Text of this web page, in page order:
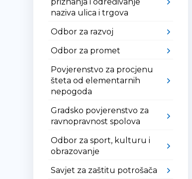
naziva ulica i trgova
Odbor za razvoj
Odbor za promet
Povjerenstvo za procjenu
šteta od elementarnih
nepogoda
Gradsko povjerenstvo za
ravnopravnost spolova
Odbor za sport, kulturu i
obrazovanje
Savjet za zaštitu potrošača